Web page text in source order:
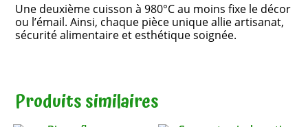
Une deuxième cuisson à 980°C au moins fixe le décor
ou l’émail. Ainsi, chaque pièce unique allie artisanat,
sécurité alimentaire et esthétique soignée.
Produits similaires